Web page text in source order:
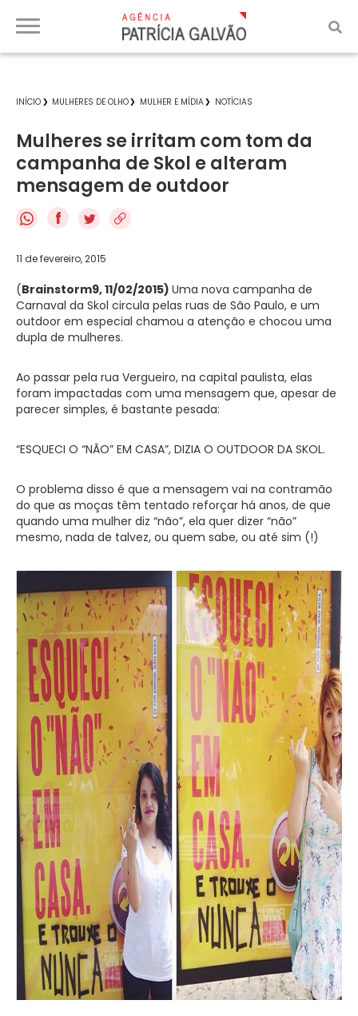
INÍCIO MULHERES DE OLHO MULHER E MÍDIA NOTÍCIAS
Mulheres se irritam com tom da
campanha de Skol e alteram
mensagem de outdoor
f
11 de fevereiro, 2015
(Brainstorm9, 11/02/2015) Uma nova campanha de
Carnaval da Skol circula pelas ruas de São Paulo, e um
outdoor em especial chamou a atenção e chocou uma
dupla de mulheres.
Ao passar pela rua Vergueiro, na capital paulista, elas
foram impactadas com uma mensagem que, apesar de
parecer simples, é bastante pesada:
“ESQUECI O “NÃO” EM CASA”, DIZIA O OUTDOOR DA SKOL.
O problema disso é que a mensagem vai na contramão
do que as moças têm tentado reforçar há anos, de que
quando uma mulher diz “não”, ela quer dizer “não”
mesmo, nada de talvez, ou quem sabe, ou até sim (!)